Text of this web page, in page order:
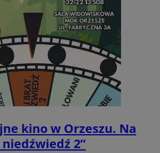
kino w Orzeszu. Na
2”